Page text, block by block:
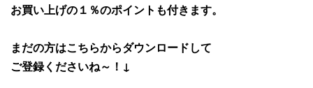
お買い上げの１％のポイントも付きます。
まだの方はこちらからダウンロードして
ご登録くださいね～！↓